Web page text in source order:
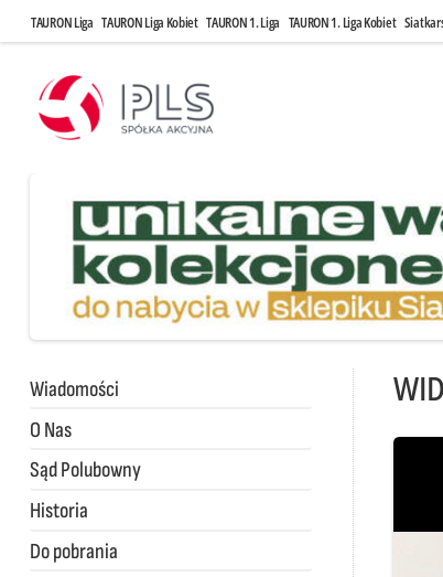
TAURON Liga TAURON Liga Kobiet TAURON 1. Liga TAURON 1. Liga Kobiet
Wiadomości
O Nas
Sąd Polubowny
Historia
Do pobrania